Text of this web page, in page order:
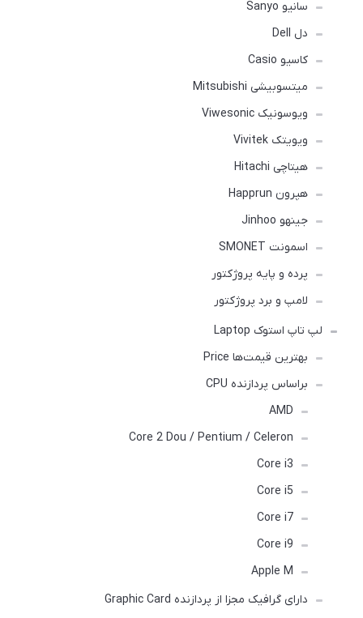
سانیو Sanyo
دل Dell
کاسیو Casio
میتسوبیشی Mitsubishi
ویوسونیک Viwesonic
ویویتک Vivitek
هیتاچی Hitachi
هپرون Happrun
جینهو Jinhoo
اسمونت SMONET
پرده و پایه پروژکتور
لامپ و برد پروژکتور
لپ تاپ استوک Laptop
بهترین قیمت‌ها Price
براساس پردازنده CPU
AMD
Core 2 Dou / Pentium / Celeron
Core i3
Core i5
Core i7
Core i9
Apple M
دارای گرافیک مجزا از پردازنده Graphic Card